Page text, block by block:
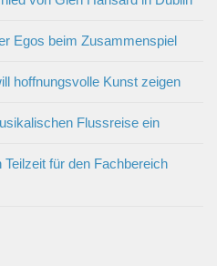
Egos beim Zusammenspiel
hoffnungsvolle Kunst zeigen
Flussreise ein
für den Fachbereich